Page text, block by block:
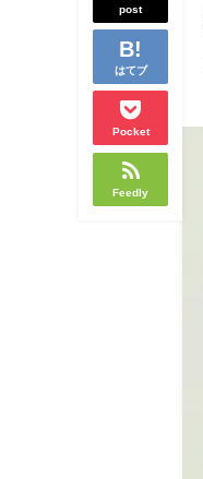
post
はてブ
Pocket
Feedly